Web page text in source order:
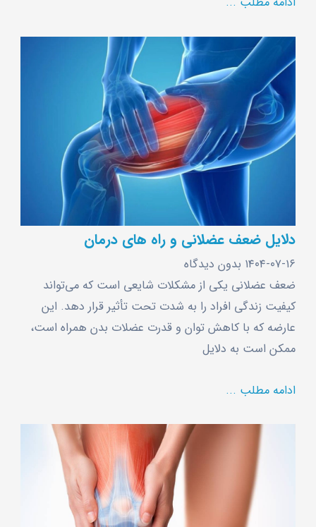
دلایل ضعف عضلانی و راه های درمان
۱۴۰۴-۰۷-۱۶ بدون دیدگاه
ضعف عضلانی یکی از مشکلات شایعی است که می‌تواند
کیفیت زندگی افراد را به شدت تحت تأثیر قرار دهد. این
عارضه که با کاهش توان و قدرت عضلات بدن همراه است،
ممکن است به دلایل
ادامه مطلب ...